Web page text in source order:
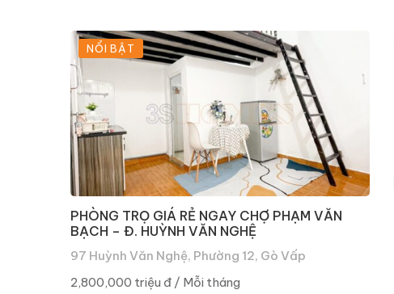
NỔI BẬT
PHÒNG TRỌ GIÁ RẺ NGAY CHỢ PHẠM VĂN
BẠCH – Đ. HUỲNH VĂN NGHỆ
97 Huỳnh Văn Nghệ, Phường 12, Gò Vấp
2,800,000 triệu đ / Mỗi tháng